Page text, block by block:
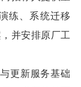
练、系统迁移
并安排原厂工
更新服务基础